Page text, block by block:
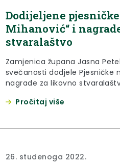
Dodijeljene
Mihanović“ i
stvaralaštvo
Zamjenica župana Jasna
svečanosti dodjele Pjesničke
nagrade za likovno
Klanjčana, kao središnji
nagrade Antun Mihanović je
Pročitaj više
26. studenoga 2022.